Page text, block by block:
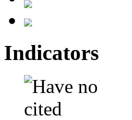
Indicators